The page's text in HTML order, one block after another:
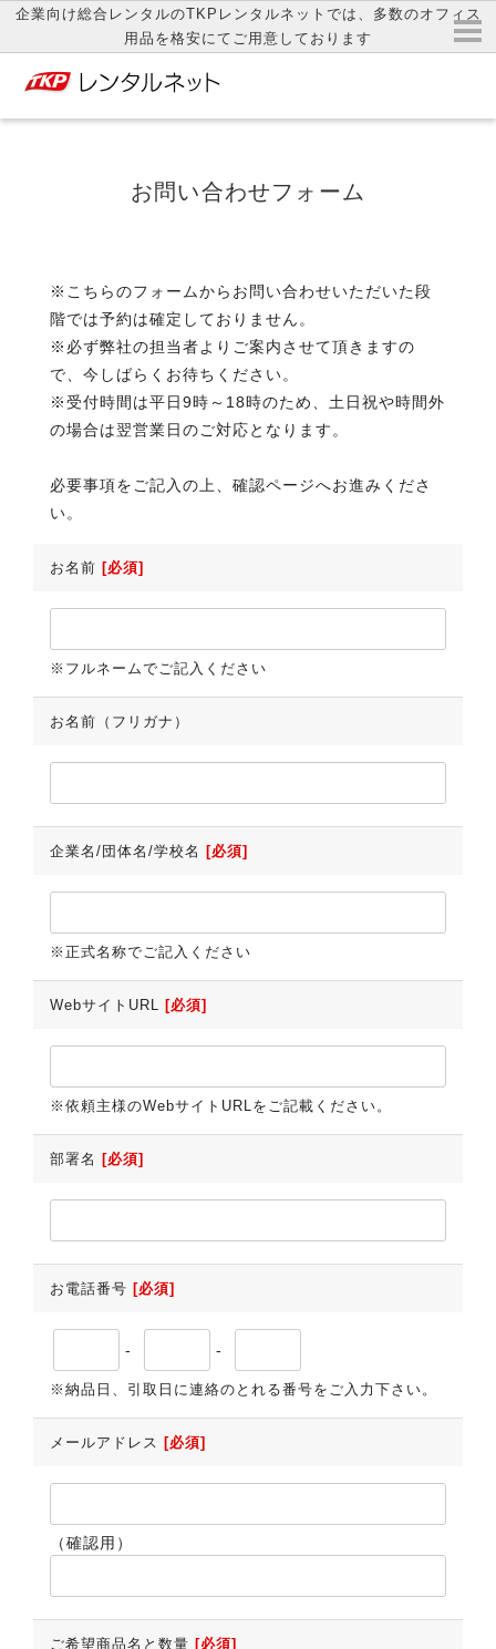
企業向け総合レンタルのTKPレンタルネットでは、多数のオフィス
用品を格安にてご用意しております
お問い合わせフォーム
※こちらのフォームからお問い合わせいただいた段
階では予約は確定しておりません。
※必ず弊社の担当者よりご案内させて頂きますの
で、今しばらくお待ちください。
※受付時間は平日9時～18時のため、土日祝や時間外
の場合は翌営業日のご対応となります。
必要事項をご記入の上、確認ページへお進みくださ
い。
お名前 [必須]
※フルネームでご記入ください
お名前（フリガナ）
企業名/団体名/学校名 [必須]
※正式名称でご記入ください
WebサイトURL [必須]
※依頼主様のWebサイトURLをご記載ください。
部署名 [必須]
お電話番号 [必須]
- -
※納品日、引取日に連絡のとれる番号をご入力下さい。
メールアドレス [必須]
（確認用）
ご希望商品名と数量 [必須]